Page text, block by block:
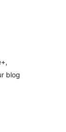
blog